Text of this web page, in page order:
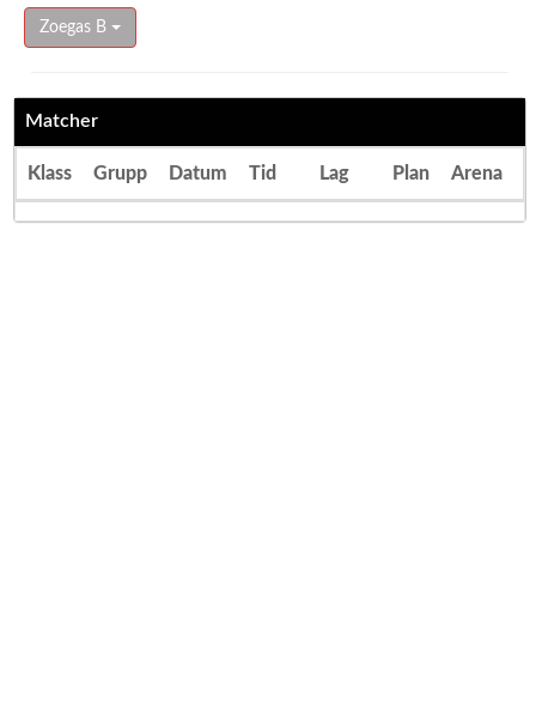
Zoegas B
Matcher
Klass Grupp Datum Tid Lag Plan Arena